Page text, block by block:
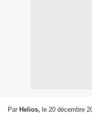
Par Helios, le 20 décembre